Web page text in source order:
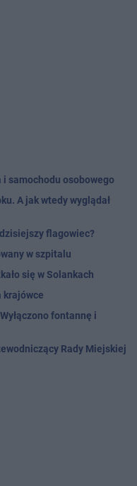
i samochodu osobowego
A jak wtedy wyglądał
flagowiec?
w szpitalu
się w Solankach
krajówce
fontannę i
Rady Miejskiej